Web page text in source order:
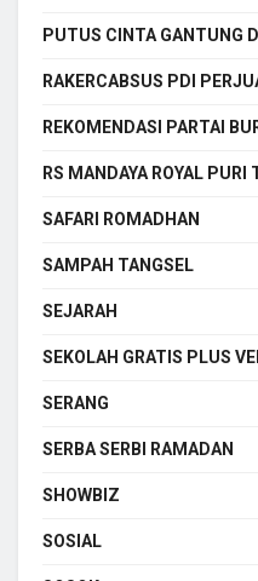
PUTUS CINTA GANTUNG
RAKERCABSUS PDI
REKOMENDASI PARTAI
RS MANDAYA ROYAL PURI
SAFARI ROMADHAN
SAMPAH TANGSEL
SEJARAH
SEKOLAH GRATIS PLUS
SERANG
SERBA SERBI RAMADAN
SHOWBIZ
SOSIAL